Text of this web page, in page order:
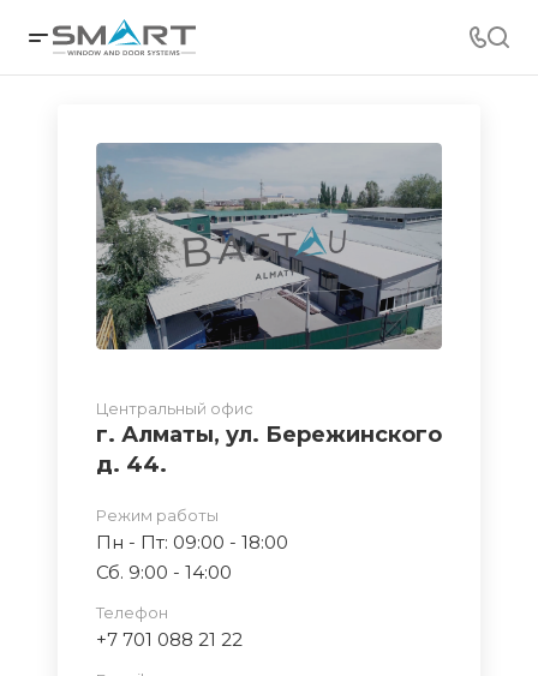
Центральный офис
г. Алматы, ул. Бережинского
д. 44.
Режим работы
Пн - Пт: 09:00 - 18:00
Сб. 9:00 - 14:00
Телефон
+7 701 088 21 22